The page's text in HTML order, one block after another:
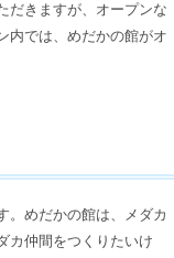
だきますが、オープンな
内では、めだかの館がオ
。めだかの館は、メダカ
カ仲間をつくりたいけ